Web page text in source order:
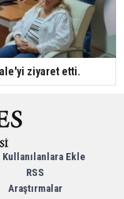
ziyaret etti.
Kullanılanlara Ekle
RSS
Araştırmalar